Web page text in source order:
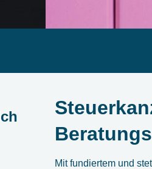
Mit fundiertem und